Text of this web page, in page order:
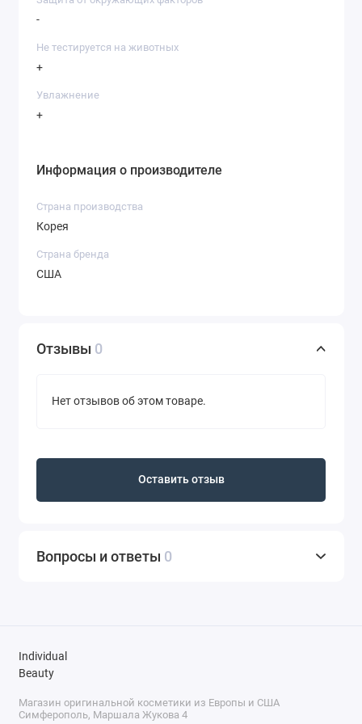
-
Не тестируется на животных
+
Увлажнение
+
Информация о производителе
Страна производства
Корея
Страна бренда
США
Отзывы 0
Нет отзывов об этом товаре.
Оставить отзыв
Вопросы и ответы 0
Individual
Beauty
Магазин оригинальной косметики из Европы и США
Симферополь, Маршала Жукова 4